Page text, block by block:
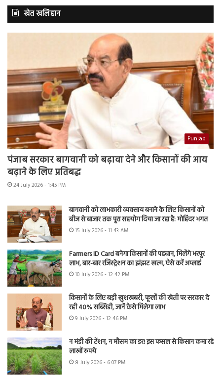
खेत खलिहान
Punjab
पंजाब सरकार बागवानी को बढ़ावा देने और किसानों की आय
बढ़ाने के लिए प्रतिबद्ध
24 July 2026 - 1:45 PM
बागवानी को लाभकारी व्यवसाय बनाने के लिए किसानों को
बीज से बाजार तक पूरा सहयोग दिया जा रहा है: मोहिंदर भगत
15 July 2026 - 11:43 AM
Farmers ID Card बनेगा किसानों की पहचान, मिलेंगे भरपूर
लाभ, बार-बार रजिस्ट्रेशन का झंझट खत्म, ऐसे करें अप्लाई
10 July 2026 - 12:42 PM
किसानों के लिए बड़ी खुशखबरी, फूलों की खेती पर सरकार दे
रही 40% सब्सिडी, जानें कैसे मिलेगा लाभ
9 July 2026 - 12:46 PM
न मंडी की टेंशन, न मौसम का डर! इस फसल से किसान कमा रहे
लाखों रुपये
8 July 2026 - 6:07 PM